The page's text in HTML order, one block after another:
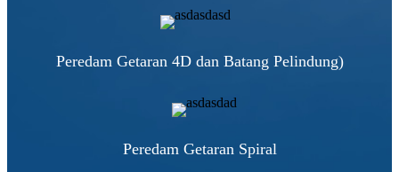
Peredam Getaran 4D dan Batang Pelindung)
Peredam Getaran Spiral